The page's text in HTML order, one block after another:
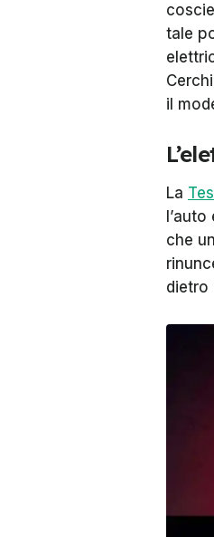
tale
il
La
che
dietro